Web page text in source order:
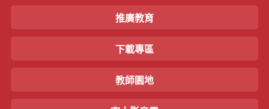
推廣教育
下載專區
教師園地